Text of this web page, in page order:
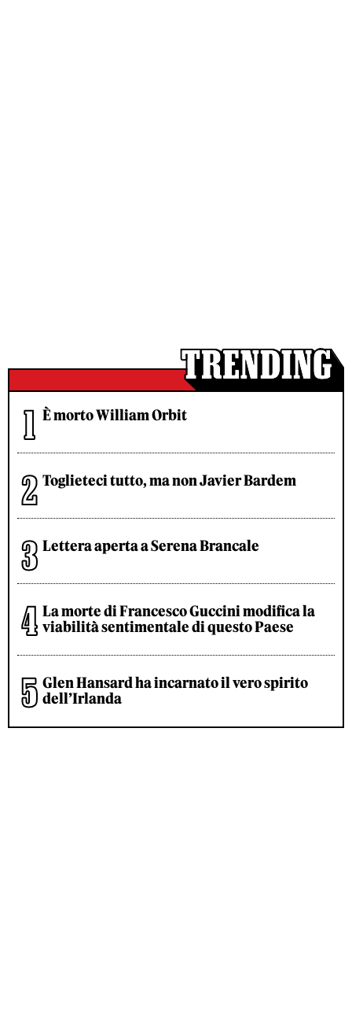
È morto William Orbit
Toglieteci tutto, ma non Javier Bardem
Lettera aperta a Serena Brancale
La morte di Francesco Guccini modifica la
viabilità sentimentale di questo Paese
Glen Hansard ha incarnato il vero spirito
dell’Irlanda